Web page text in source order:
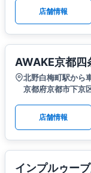
店舗情報
AWAKE京都四
北野白梅町駅から
京都府京都市下京
店舗情報
インプルゥー